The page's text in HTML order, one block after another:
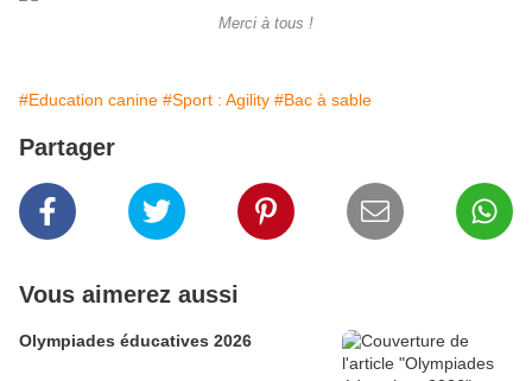
Merci à tous !
#Education canine #Sport : Agility #Bac à sable
Partager
Vous aimerez aussi
Olympiades éducatives 2026